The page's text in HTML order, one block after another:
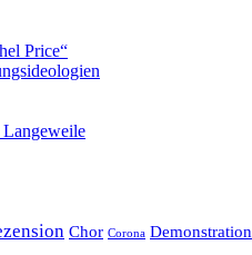
Price“
Langeweile
Chor Corona Demonstration